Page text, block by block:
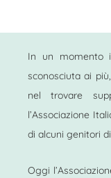
In un momento
sconosciuta ai
nel trovare
l’Associazione
di alcuni genitori
Oggi